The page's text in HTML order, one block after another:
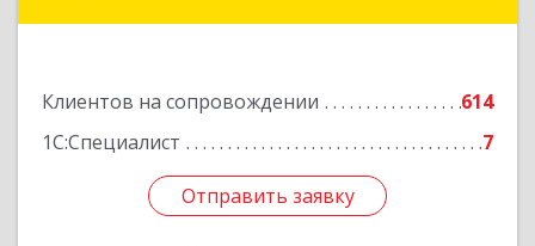
Клиентов на сопровождении
614
1С:Специалист
7
Отправить заявку
Отправить заявку